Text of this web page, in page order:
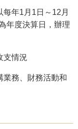
每年1月1日～12月
年度決算日，辦理
情況
務、財務活動和